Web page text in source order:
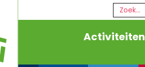
Zoeken:
Activiteiten